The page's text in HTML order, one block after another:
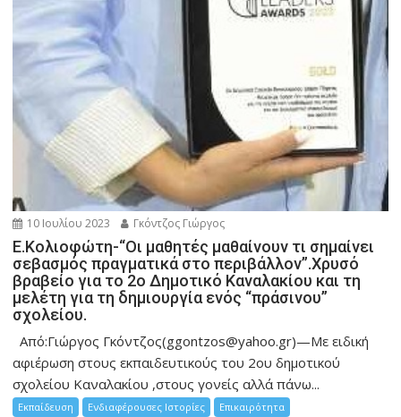
10 Ιουλίου 2023 Γκόντζος Γιώργος
Ε.Κολιοφώτη-“Οι μαθητές μαθαίνουν τι σημαίνει
σεβασμός πραγματικά στο περιβάλλον”.Χρυσό
βραβείο για το 2ο Δημοτικό Καναλακίου και τη
μελέτη για τη δημιουργία ενός “πράσινου”
σχολείου.
Από:Γιώργος Γκόντζος(ggontzos@yahoo.gr)—Με ειδική
αφιέρωση στους εκπαιδευτικούς του 2ου δημοτικού
σχολείου Καναλακίου ,στους γονείς αλλά πάνω...
Εκπαίδευση Ενδιαφέρουσες Ιστορίες Επικαιρότητα